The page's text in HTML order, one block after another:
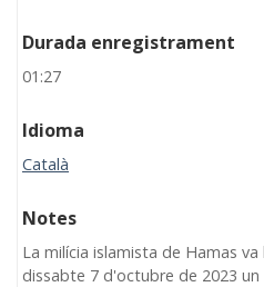
Durada enregistrament
01:27
Idioma
Català
Notes
La milícia islamista de Hamas
dissabte 7 d'octubre de 2023